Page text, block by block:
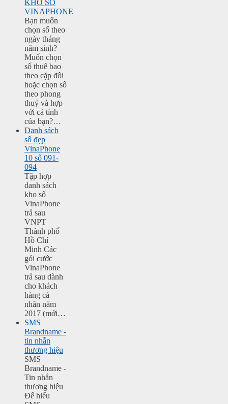
KHO SỐ
VINAPHONE
Bạn muốn
chọn số theo
ngày tháng
năm sinh?
Muốn chọn
số thuê bao
theo cặp đôi
hoặc chọn số
theo phong
thuỷ và hợp
với cá tính
của bạn?…
Danh sách
số đẹp
VinaPhone
10 số 091-
094
Tập hợp
danh sách
kho số
VinaPhone
trả sau
VNPT
Thành phố
Hồ Chí
Minh Các
gói cước
VinaPhone
trả sau dành
cho khách
hàng cá
nhân năm
2017 (mới…
SMS
Brandname -
tin nhắn
thương hiệu
SMS
Brandname -
Tin nhắn
thương hiệu
Để hiểu